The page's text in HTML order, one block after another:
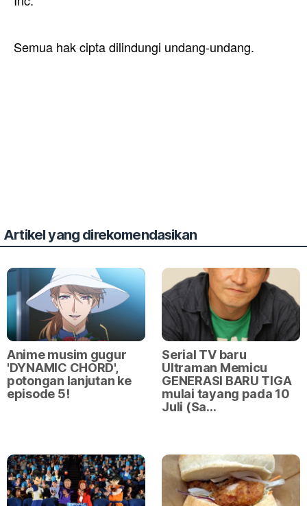
Semua hak cipta dilindungi undang-undang.
Artikel yang direkomendasikan
Anime musim gugur
'DYNAMIC CHORD',
potongan lanjutan ke
episode 5!
Serial TV baru
Ultraman Memicu
GENERASI BARU TIGA
mulai tayang pada 10
Juli (Sa…